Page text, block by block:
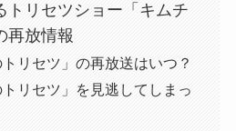
トリセツショー「キムチ
再放情報
トリセツ」の再放送はいつ？
トリセツ」を見逃してしまっ